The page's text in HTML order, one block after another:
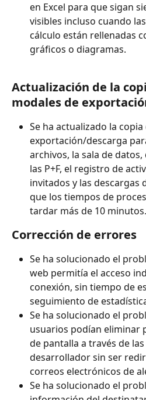
en Excel para que sigan
visibles incluso cuando
cálculo están rellenadas
gráficos o diagramas.
Actualización de la
modales de
Se ha actualizado la
exportación/descarga
archivos, la sala de
las P+F, el registro de
invitados y las descargas
que los tiempos de
tardar más de 10 minutos.
Corrección de errores
Se ha solucionado el
web permitía el acceso
conexión, sin tiempo de
seguimiento de
Se ha solucionado el
usuarios podían eliminar
de pantalla a través de
desarrollador sin ser
correos electrónicos de
Se ha solucionado el